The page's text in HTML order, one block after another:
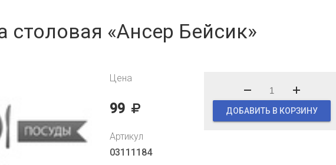
столовая «Ансер Бейсик»
Цена
99 ДОБАВИТЬ В КОРЗИНУ
Артикул
03111184